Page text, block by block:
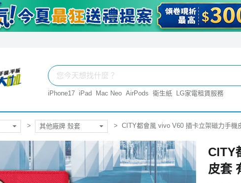
iPhone17 iPad Mac Neo AirPods 衛生紙 LG家電租賃服務
其他廠牌 殼套 CITY都會風 vivo V60 插卡立架磁力手機
CITY
皮套